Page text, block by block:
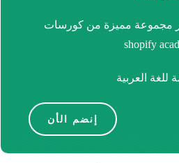
مميزة من كورسات
shopify
العربية
إنضم الأن